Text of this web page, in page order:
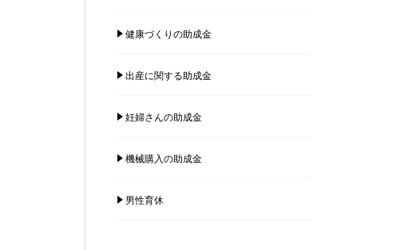
健康づくりの助成金
出産に関する助成金
妊婦さんの助成金
機械購入の助成金
男性育休